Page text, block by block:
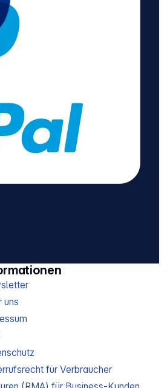
uns
für Verbraucher